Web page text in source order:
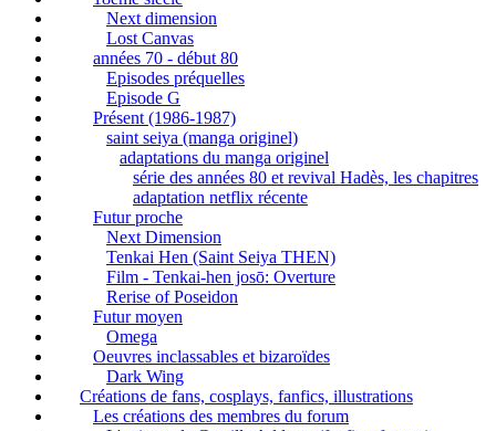
Next dimension
Lost Canvas
années 70 - début 80
Episodes préquelles
Episode G
Présent (1986-1987)
saint seiya (manga originel)
adaptations du manga originel
série des années 80 et revival Hadès, les chapitres
adaptation netflix récente
Futur proche
Next Dimension
Tenkai Hen (Saint Seiya THEN)
Film - Tenkai-hen josō: Overture
Rerise of Poseidon
Futur moyen
Omega
Oeuvres inclassables et bizaroïdes
Dark Wing
Créations de fans, cosplays, fanfics, illustrations
Les créations des membres du forum